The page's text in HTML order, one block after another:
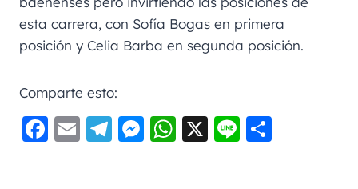
esta carrera, con Sofía Bogas en primera
posición y Celia Barba en segunda posición.
Comparte esto:
F
E
Te M W X
Li